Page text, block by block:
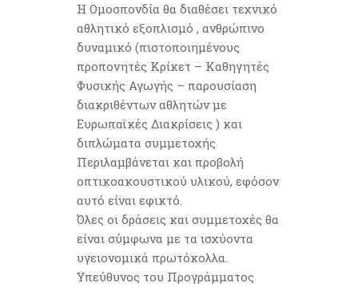
Η Ομοσπονδία θα διαθέσει τεχνικό
αθλητικό εξοπλισμό , ανθρώπινο
δυναμικό (πιστοποιημένους
προπονητές Κρίκετ – Καθηγητές
Φυσικής Αγωγής – παρουσίαση
διακριθέντων αθλητών με
Ευρωπαϊκές Διακρίσεις ) και
διπλώματα συμμετοχής
Περιλαμβάνεται και προβολή
οπτικοακουστικού υλικού, εφόσον
αυτό είναι εφικτό.
Όλες οι δράσεις και συμμετοχές θα
είναι σύμφωνα με τα ισχύοντα
υγειονομικά πρωτόκολλα.
Υπεύθυνος του Προγράμματος